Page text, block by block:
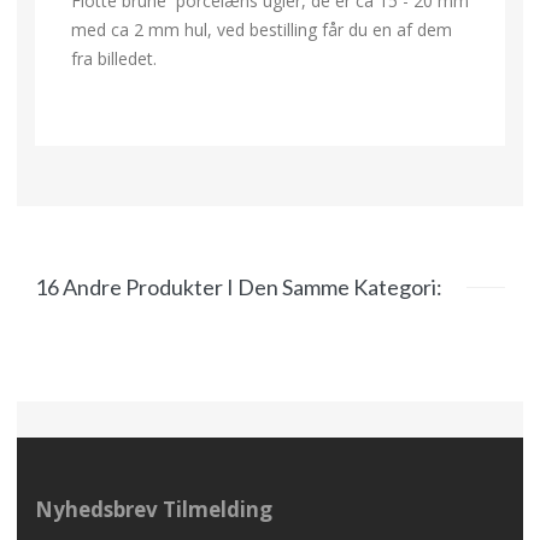
med ca 2 mm hul, ved bestilling får du en af dem
fra billedet.
16 Andre Produkter I Den Samme Kategori:
Nyhedsbrev Tilmelding